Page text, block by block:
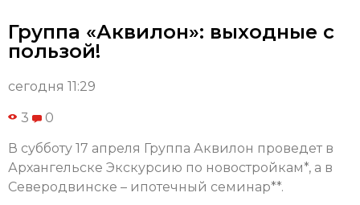
Группа «Аквилон»: выходные с
пользой!
сегодня 11:29
3 0
В субботу 17 апреля Группа Аквилон проведет в
Архангельске Экскурсию по новостройкам*, а в
Северодвинске – ипотечный семинар**.